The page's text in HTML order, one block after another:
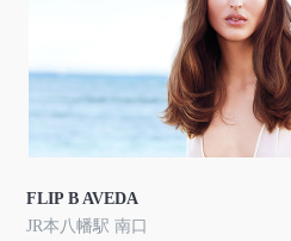
FLIP B AVEDA
JR本八幡駅 南口